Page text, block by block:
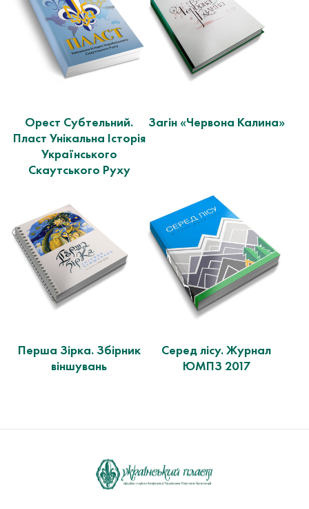
Орест Субтельний.
Пласт Унікальна Історія
Українського
Скаутського Руху
Загін «Червона Калина»
Перша Зірка. Збірник
віншувань
Серед лісу. Журнал
ЮМПЗ 2017